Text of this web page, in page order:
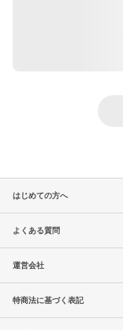
はじめての方へ
よくある質問
運営会社
特商法に基づく表記